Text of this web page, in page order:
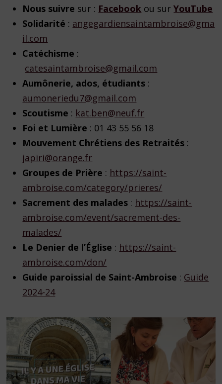
Nous suivre sur : Facebook ou surYouTube
Solidarité : angegardiensaintambroise@gma
il.com
Catéchisme :
catesaintambroise@gmail.com
Aumônerie, ados, étudiants :
aumoneriedu7@gmail.com
Scoutisme : kat.ben@neuf.fr
Foi et Lumière : 01 43 55 56 18
Mouvement Chrétiens des Retraités :
japiri@orange.fr
Groupes de Prière : https://saint-
ambroise.com/category/prieres/
Sacrement des malades : https://saint-
ambroise.com/event/sacrement-des-
malades/
Le Denier de l’Église : https://saint-
ambroise.com/don/
Guide paroissial de Saint-Ambroise : Guide
2024-24